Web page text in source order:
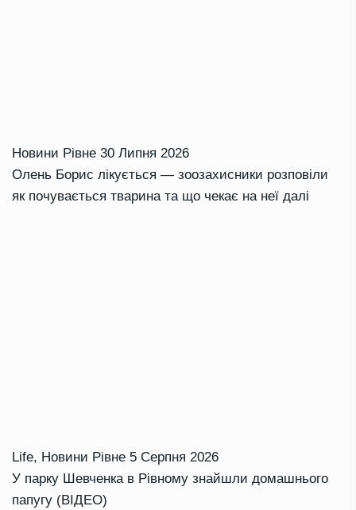
Новини Рівне 30 Липня 2026
Олень Борис лікується — зоозахисники розповіли
як почувається тварина та що чекає на неї далі
Life, Новини Рівне 5 Серпня 2026
У парку Шевченка в Рівному знайшли домашнього
папугу (ВІДЕО)